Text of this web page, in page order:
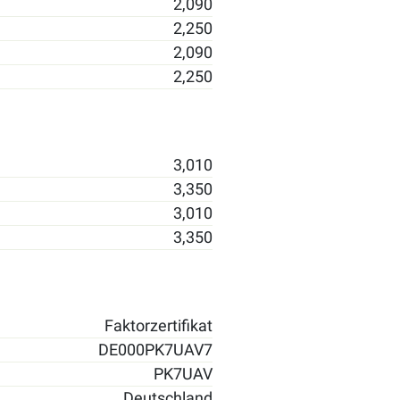
2,090
2,250
2,090
2,250
3,010
3,350
3,010
3,350
Faktorzertifikat
DE000PK7UAV7
PK7UAV